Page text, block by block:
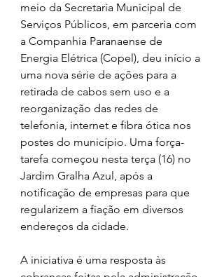
meio da Secretaria Municipal de
Serviços Públicos, em parceria com
a Companhia Paranaense de
Energia Elétrica (Copel), deu início a
uma nova série de ações para a
retirada de cabos sem uso e a
reorganização das redes de
telefonia, internet e fibra ótica nos
postes do município. Uma força-
tarefa começou nesta terça (16) no
Jardim Gralha Azul, após a
notificação de empresas para que
regularizem a fiação em diversos
endereços da cidade.
A iniciativa é uma resposta às